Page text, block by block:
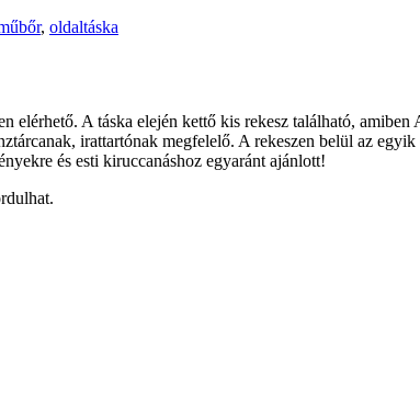
, oldaltáska
elérhető. A táska elején kettő kis rekesz található,
irattartónak megfelelő. A rekeszen belül az
és esti kiruccanáshoz egyaránt ajánlott!